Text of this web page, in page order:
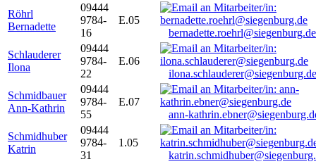
Röhrl
Bernadette
09444
9784-
16
E.05
bernadette.roehrl@siegenburg.de
Schlauderer
Ilona
09444
9784-
22
E.06
ilona.schlauderer@siegenburg.de
Schmidbauer
Ann-Kathrin
09444
9784-
55
E.07
ann-
Schmidhuber
Katrin
09444
9784-
31
1.05